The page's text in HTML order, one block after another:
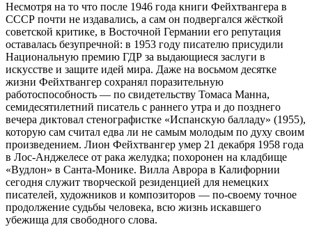
Несмотря на то что после 1946 года книги Фейхтвангера в
СССР почти не издавались, а сам он подвергался жёсткой
советской критике, в Восточной Германии его репутация
оставалась безупречной: в 1953 году писателю присудили
Национальную премию ГДР за выдающиеся заслуги в
искусстве и защите идей мира. Даже на восьмом десятке
жизни Фейхтвангер сохранял поразительную
работоспособность — по свидетельству Томаса Манна,
семидесятилетний писатель с раннего утра и до позднего
вечера диктовал стенографистке «Испанскую балладу» (1955),
которую сам считал едва ли не самым молодым по духу своим
произведением. Лион Фейхтвангер умер 21 декабря 1958 года
в Лос-Анджелесе от рака желудка; похоронен на кладбище
«Вудлон» в Санта-Монике. Вилла Аврора в Калифорнии
сегодня служит творческой резиденцией для немецких
писателей, художников и композиторов — по-своему точное
продолжение судьбы человека, всю жизнь искавшего
убежища для свободного слова.